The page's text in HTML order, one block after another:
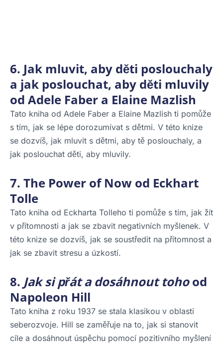
6. Jak mluvit, aby děti poslouchaly
a jak poslouchat, aby děti mluvily
od Adele Faber a Elaine Mazlish
Tato kniha od Adele Faber a Elaine Mazlish ti pomůže
s tím, jak se lépe dorozumívat s dětmi. V této knize
se dozvíš, jak mluvit s dětmi, aby tě poslouchaly, a
jak poslouchat děti, aby mluvily.
7. The Power of Now od Eckhart
Tolle
Tato kniha od Eckharta Tolleho ti pomůže s tím, jak žít
v přítomnosti a jak se zbavit negativních myšlenek. V
této knize se dozvíš, jak se soustředit na přítomnost a
jak se zbavit stresu a úzkostí.
8. Jak si přát a dosáhnout tohood
Napoleon Hill
Tato kniha z roku 1937 se stala klasikou v oblasti
seberozvoje. Hill se zaměřuje na to, jak si stanovit
cíle a dosáhnout úspěchu pomocí pozitivního myšlení